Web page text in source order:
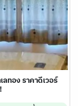
ลทอง ราคาดีเวอร์